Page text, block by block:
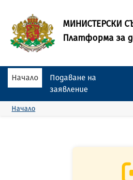
МИНИСТЕРСКИ
Платформа за
Начало
Подаване на
заявление
Начало